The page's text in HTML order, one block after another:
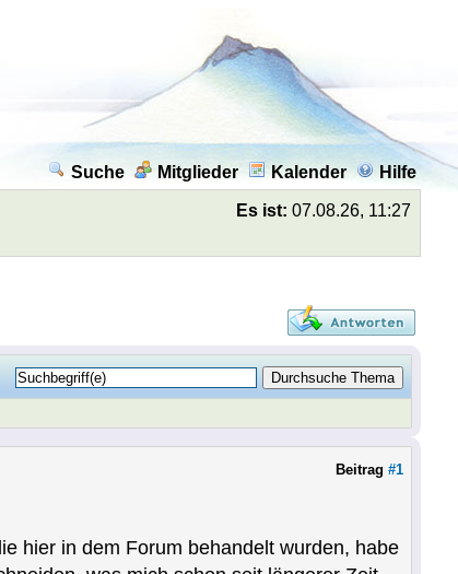
Suche Mitglieder Kalender Hilfe
Es ist: 07.08.26, 11:27
Beitrag #1
hier in dem Forum behandelt wurden, habe